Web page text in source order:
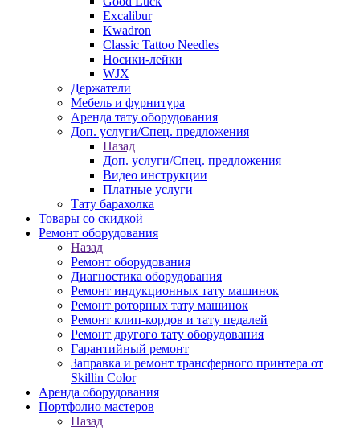
Excalibur
Kwadron
Classic Tattoo Needles
Носики-лейки
WJX
Держатели
Мебель и фурнитура
Аренда тату оборудования
Доп. услуги/Спец. предложения
Назад
Доп. услуги/Спец. предложения
Видео инструкции
Платные услуги
Тату барахолка
Товары со скидкой
Ремонт оборудования
Назад
Ремонт оборудования
Диагностика оборудования
Ремонт индукционных тату машинок
Ремонт роторных тату машинок
Ремонт клип-кордов и тату педалей
Ремонт другого тату оборудования
Гарантийный ремонт
Заправка и ремонт трансферного принтера от
Skillin Color
Аренда оборудования
Портфолио мастеров
Назад